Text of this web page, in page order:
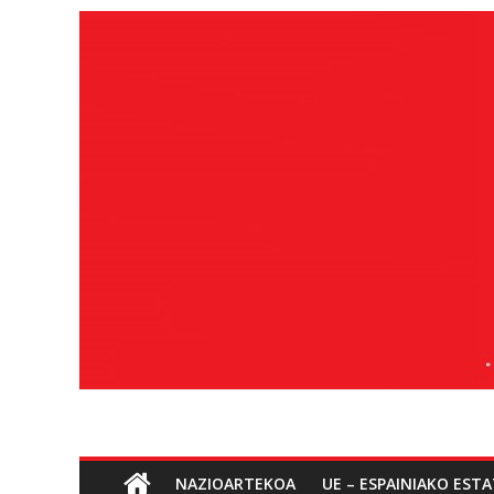
Sozialismoa
NAZIOARTEKOA UE – ESPAINIAKO